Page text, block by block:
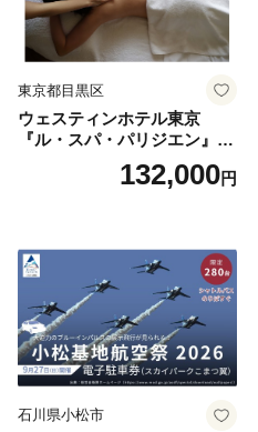
東京都目黒区
ウェスティンホテル東京
『ル・スパ・パリジエン』選
べるボディセラピー90分/1名
132,000円
石川県小松市